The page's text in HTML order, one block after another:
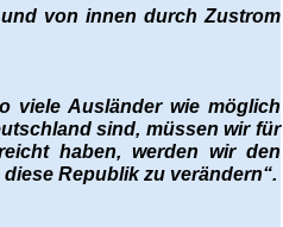
von innen durch Zustrom
viele Ausländer wie möglich
sind, müssen wir für
haben, werden wir den
Republik zu verändern“.